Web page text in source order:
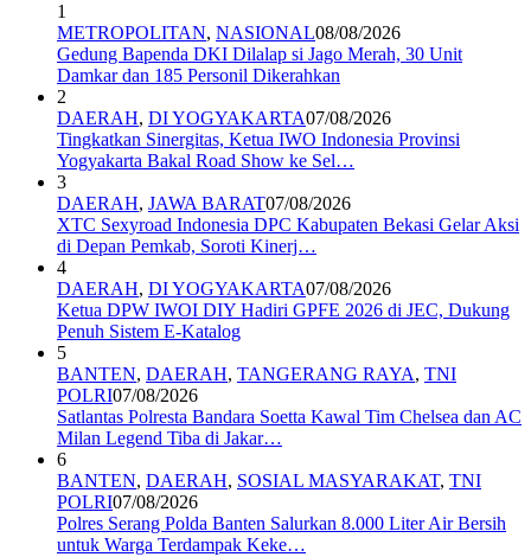
1
METROPOLITAN, NASIONAL08/08/2026
Gedung Bapenda DKI Dilalap si Jago Merah, 30 Unit
Damkar dan 185 Personil Dikerahkan
2
DAERAH, DI YOGYAKARTA07/08/2026
Tingkatkan Sinergitas, Ketua IWO Indonesia Provinsi
Yogyakarta Bakal Road Show ke Sel…
3
DAERAH, JAWA BARAT07/08/2026
XTC Sexyroad Indonesia DPC Kabupaten Bekasi Gelar Aksi
di Depan Pemkab, Soroti Kinerj…
4
DAERAH, DI YOGYAKARTA07/08/2026
Ketua DPW IWOI DIY Hadiri GPFE 2026 di JEC, Dukung
Penuh Sistem E-Katalog
5
BANTEN, DAERAH, TANGERANG RAYA, TNI
POLRI07/08/2026
Satlantas Polresta Bandara Soetta Kawal Tim Chelsea dan AC
Milan Legend Tiba di Jakar…
6
BANTEN, DAERAH, SOSIAL MASYARAKAT, TNI
POLRI07/08/2026
Polres Serang Polda Banten Salurkan 8.000 Liter Air Bersih
untuk Warga Terdampak Keke…